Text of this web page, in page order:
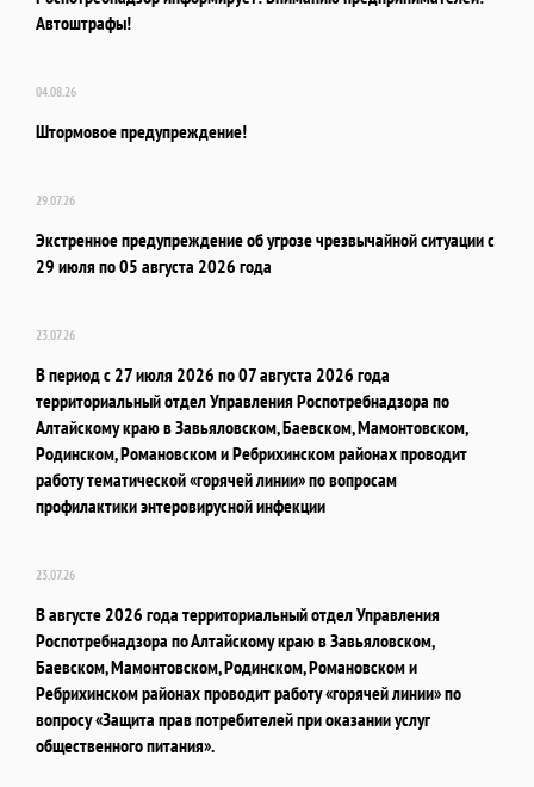
Автоштрафы!
04.08.26
Штормовое предупреждение!
29.07.26
Экстренное предупреждение об угрозе чрезвычайной ситуации с
29 июля по 05 августа 2026 года
23.07.26
В период с 27 июля 2026 по 07 августа 2026 года
территориальный отдел Управления Роспотребнадзора по
Алтайскому краю в Завьяловском, Баевском, Мамонтовском,
Родинском, Романовском и Ребрихинском районах проводит
работу тематической «горячей линии» по вопросам
профилактики энтеровирусной инфекции
23.07.26
В августе 2026 года территориальный отдел Управления
Роспотребнадзора по Алтайскому краю в Завьяловском,
Баевском, Мамонтовском, Родинском, Романовском и
Ребрихинском районах проводит работу «горячей линии» по
вопросу «Защита прав потребителей при оказании услуг
общественного питания».